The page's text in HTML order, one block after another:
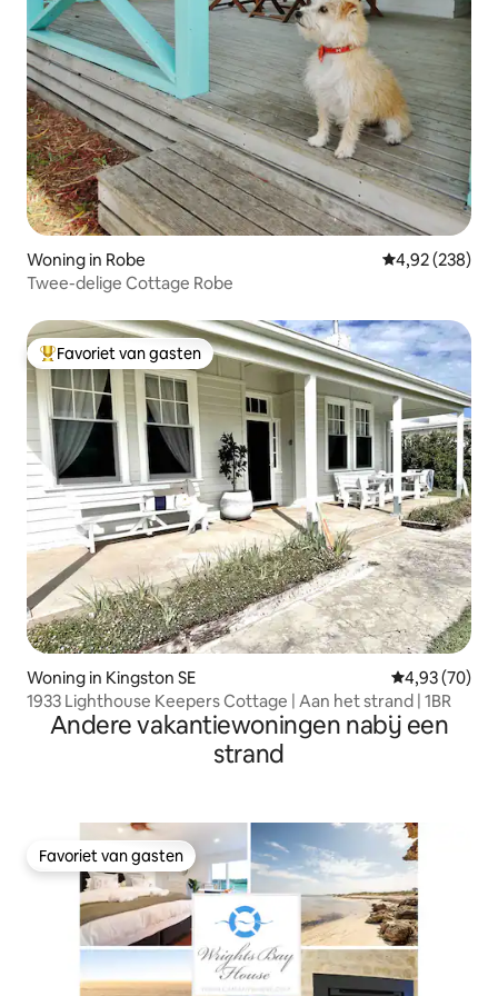
Woning in Robe Gemiddelde
4,92 (238)
Twee-delige Cottage Robe
Topfavoriet van gasten
Favoriet van gasten
Woning in Kingston SE Gemiddelde
4,93 (70)
1933 Lighthouse Keepers Cottage | Aan het strand | 1BR
Andere vakantiewoningen nabij een
strand
Favoriet van gasten
Favoriet van gasten